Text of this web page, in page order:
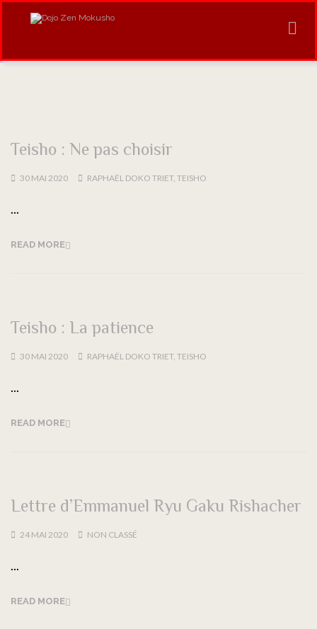
Teisho : Ne pas choisir
30 MAI 2020 RAPHAËL DOKO TRIET, TEISHO
...
READ MORE
Teisho : La patience
30 MAI 2020 RAPHAËL DOKO TRIET, TEISHO
...
READ MORE
Lettre d’Emmanuel Ryu Gaku Rishacher
24 MAI 2020 NON CLASSÉ
...
READ MORE